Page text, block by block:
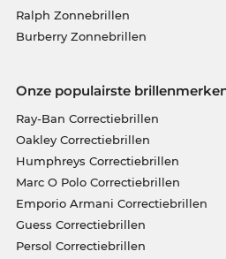
Ralph Zonnebrillen
Burberry Zonnebrillen
Onze populairste
Ray-Ban Correctiebrillen
Oakley Correctiebrillen
Humphreys Correctiebrillen
Marc O Polo Correctiebrillen
Emporio Armani Correctiebrillen
Guess Correctiebrillen
Persol Correctiebrillen